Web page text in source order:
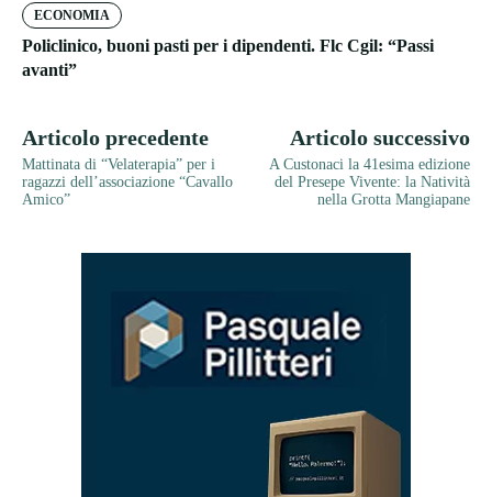
ECONOMIA
Policlinico, buoni pasti per i dipendenti. Flc Cgil: “Passi
avanti”
Articolo precedente
Mattinata di “Velaterapia” per i
ragazzi dell’associazione “Cavallo
Amico”
Articolo successivo
A Custonaci la 41esima edizione
del Presepe Vivente: la Natività
nella Grotta Mangiapane